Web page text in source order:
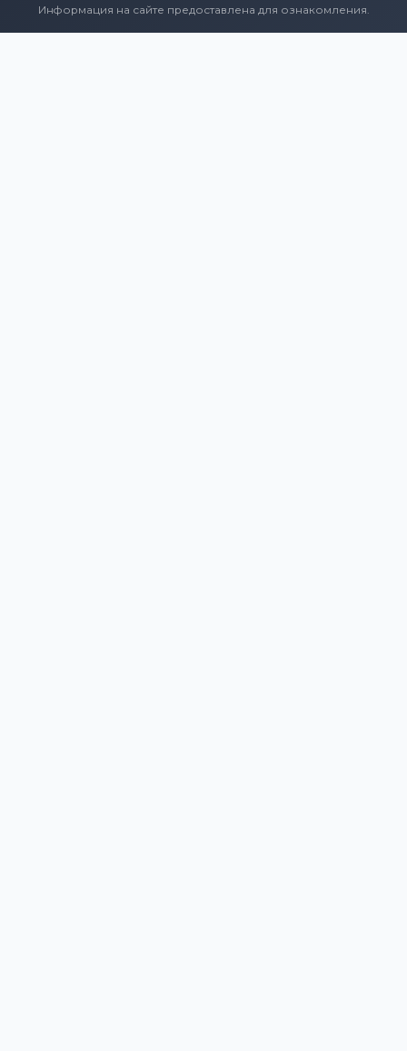
Информация на сайте предоставлена для ознакомления.